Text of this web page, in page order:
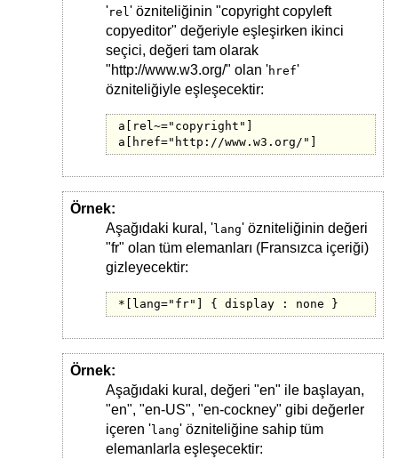
'rel ' özniteliğinin "copyright copyleft
copyeditor" değeriyle eşleşirken ikinci
seçici, değeri tam olarak
"http://www.w3.org/" olan 'href'
özniteliğiyle eşleşecektir:
a[rel~="copyright"]
a[href="http://www.w3.org/"]
Örnek:
Aşağıdaki kural, 'lang' özniteliğinin değeri
"fr" olan tüm elemanları (Fransızca içeriği)
gizleyecektir:
*[lang="fr"] { display : none }
Örnek:
Aşağıdaki kural, değeri "en" ile başlayan,
"en", "en-US", "en-cockney" gibi değerler
içeren 'lang' özniteliğine sahip tüm
elemanlarla eşleşecektir: